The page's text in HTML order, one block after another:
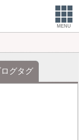
MENU
ログタグ